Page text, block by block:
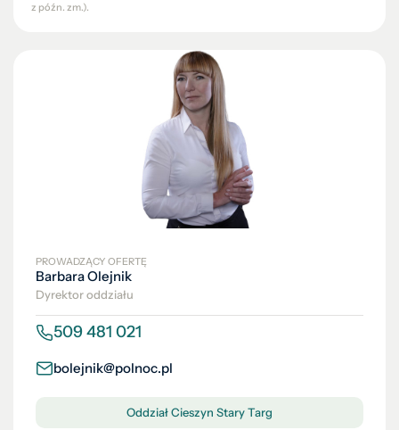
z późn. zm.).
PROWADZĄCY OFERTĘ
Barbara Olejnik
Dyrektor oddziału
509 481 021
bolejnik@polnoc.pl
Oddział Cieszyn Stary Targ